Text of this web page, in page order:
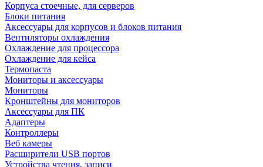
Корпуса стоечные, для серверов
Блоки питания
Аксессуары для корпусов и блоков питания
Вентиляторы охлаждения
Охлаждение для процессора
Охлаждение для кейса
Термопаста
Мониторы и аксессуары
Мониторы
Кронштейны для мониторов
Аксессуары для ПК
Адаптеры
Контроллеры
Веб камеры
Расширители USB портов
Устройства чтения, записи